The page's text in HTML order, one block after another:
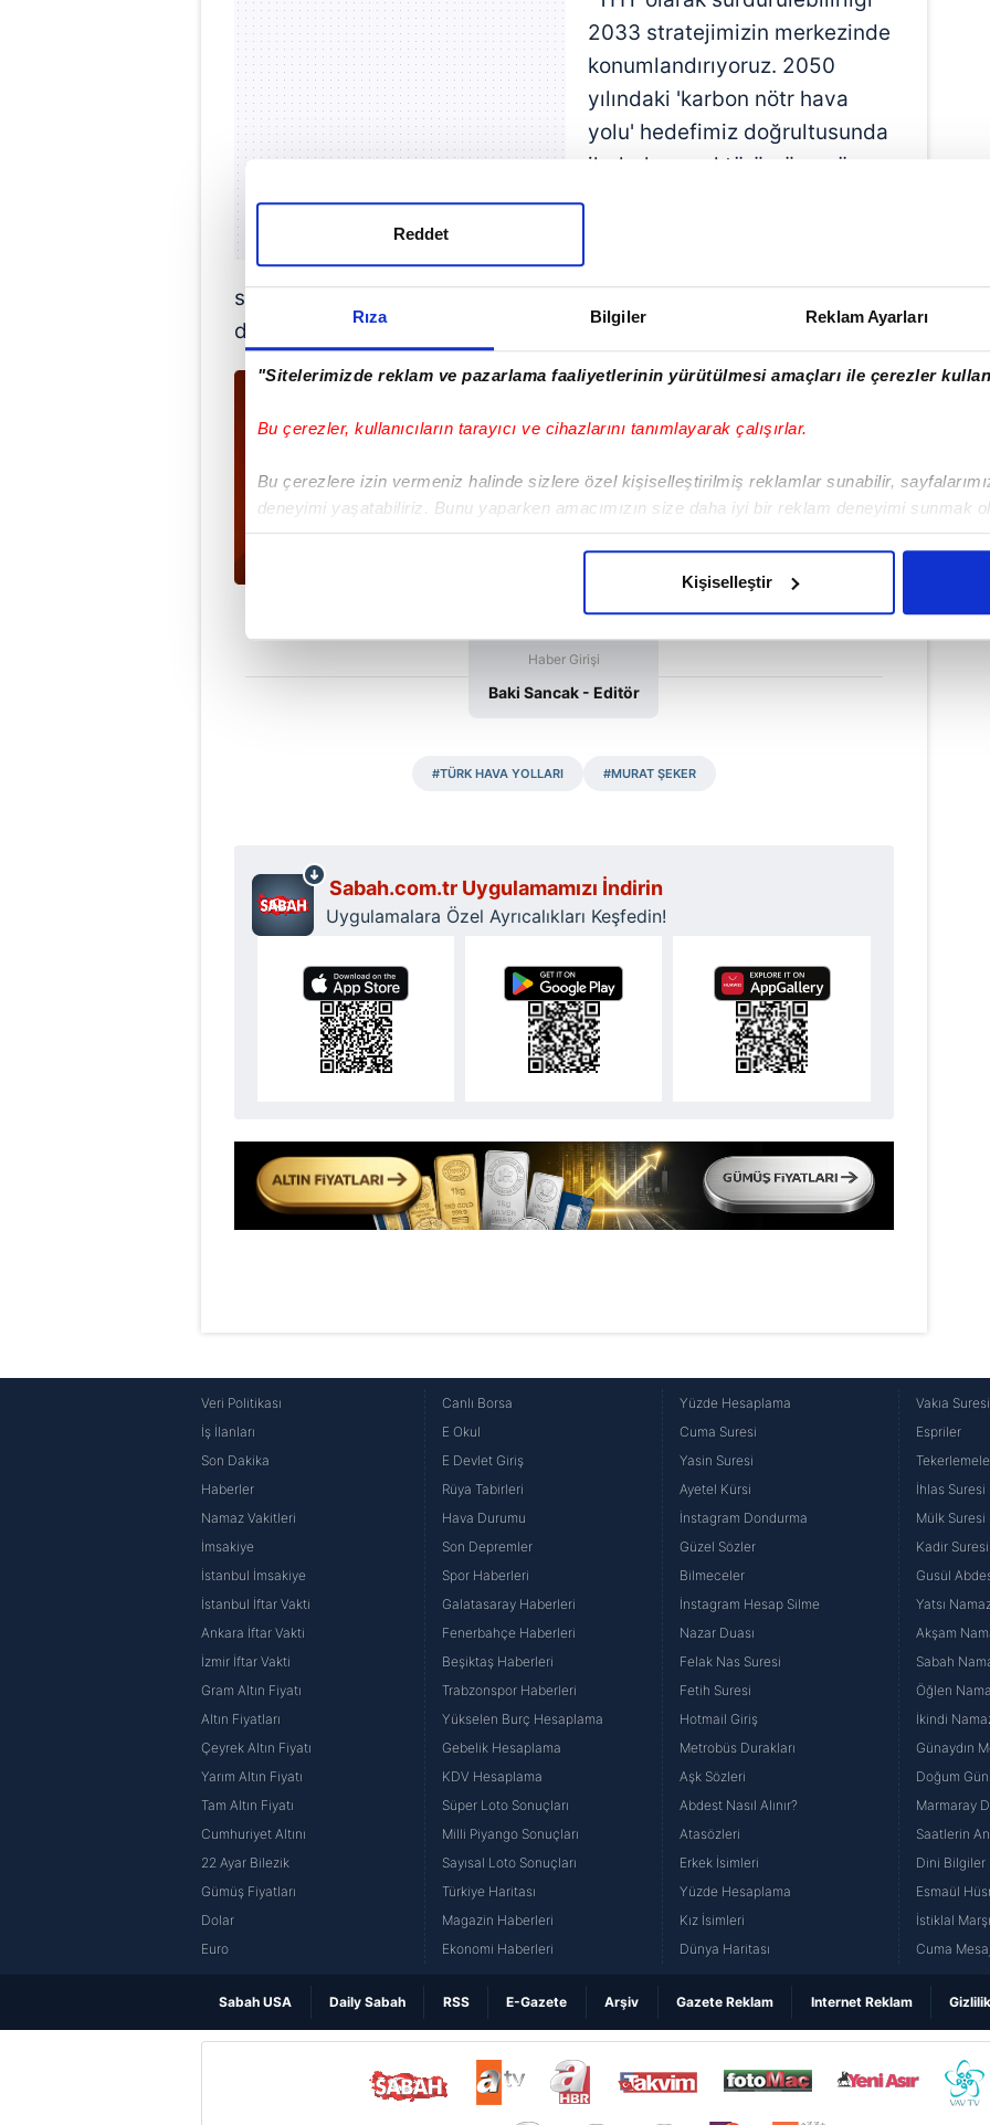
Rıza Bilgiler Reklam Ayarları
"Sitelerimizde reklam ve pazarlama faaliyetlerinin yürütülmesi amaçları ile çerezler
Bu çerezler, kullanıcıların tarayıcı ve cihazlarını tanımlayarak çalışırlar.
Bu çerezlere izin vermeniz halinde sizlere özel kişiselleştirilmiş reklamlar sunabilir,
deneyimi yaşatabiliriz. Bunu yaparken amacımızın size daha iyi bir reklam deneyimi sunmak
içerikleri sunabilmek adına elimizden gelen çabayı gösterdiğimizi ve bu noktada, reklamların
noktasında tek gelir kalemimiz olduğunu sizlere hatırlatmak isteriz.
Her halükârda, kullanıcılar, bu çerezlere izin vermedikleri takdirde, kullanıcılara hedefli
Sizlere daha iyi bir hizmet sunabilmek için İnternet Sitemizde kendimize ve üçüncü kişilere ait
çerezler vasıtasıyla çeşitli kişisel verileriniz işlenmekte olup gerekli olan çerezler bilgi toplumu
6698 sayılı Kişisel Verilerin Korunması Kanunu uyarınca hazırlanmış Aydınlatma Metnimizi
mevzuata uygun olarak kullanılan çerezlerle ilgili bilgi almak için lütfen
Reddet
Kişiselleştir
2033 stratejimizin merkezinde
konumlandırıyoruz. 2050
yılındaki 'karbon nötr hava
yolu' hedefimiz doğrultusunda
ilerlerken, sektörümüze yön
stratejik adımlarla küresel havacılığın dönüşümüne katkı sunmaya
devam edeceğiz."
Haber Girişi
Baki Sancak - Editör
#TÜRK HAVA YOLLARI #MURAT ŞEKER
Sabah.com.tr Uygulamamızı İndirin
Uygulamalara Özel Ayrıcalıkları Keşfedin!
Veri Politikası
İş İlanları
Son Dakika
Haberler
Namaz Vakitleri
İmsakiye
İstanbul İmsakiye
İstanbul İftar Vakti
Ankara İftar Vakti
İzmir İftar Vakti
Gram Altın Fiyatı
Altın Fiyatları
Çeyrek Altın Fiyatı
Yarım Altın Fiyatı
Tam Altın Fiyatı
Cumhuriyet Altını
22 Ayar Bilezik
Gümüş Fiyatları
Dolar
Euro
Canlı Borsa
E Okul
E Devlet Giriş
Rüya Tabirleri
Hava Durumu
Son Depremler
Spor Haberleri
Galatasaray Haberleri
Fenerbahçe Haberleri
Beşiktaş Haberleri
Trabzonspor Haberleri
Yükselen Burç Hesaplama
Gebelik Hesaplama
KDV Hesaplama
Süper Loto Sonuçları
Milli Piyango Sonuçları
Sayısal Loto Sonuçları
Türkiye Haritası
Magazin Haberleri
Ekonomi Haberleri
Yüzde Hesaplama
Cuma Suresi
Yasin Suresi
Ayetel Kürsi
İnstagram Dondurma
Güzel Sözler
Bilmeceler
İnstagram Hesap Silme
Nazar Duası
Felak Nas Suresi
Fetih Suresi
Hotmail Giriş
Metrobüs Durakları
Aşk Sözleri
Abdest Nasıl Alınır?
Atasözleri
Erkek İsimleri
Yüzde Hesaplama
Kız İsimleri
Dünya Haritası
Vakıa Suresi
Espriler
İhlas Suresi
Mülk Suresi
Kadir Suresi
Gusül
Yatsı
Akşam
Sabah
Öğlen
İkindi
Günaydın
Doğum
Marmaray
Saatlerin
Dini Bilgiler
Esmaül
İstiklal Marşı
Cuma
Sabah USA Daily Sabah RSS E-Gazete Arşiv Gazete Reklam Internet Reklam